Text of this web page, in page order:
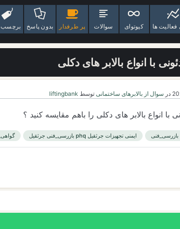
فعالیت ها کیوتوای سوالات پر طرفدار بدون پاسخ برچسب
با انواع بالابر های دکلی
در سوال از بالابرهای ساختمانی توسط liftingbank
با انواع بالابر های دکلی را باهم مقایسه کنید ؟
بازرسی_فنی ایمنی تجهیزات جرثقیل phq بازرسی_فنی جرثقیل